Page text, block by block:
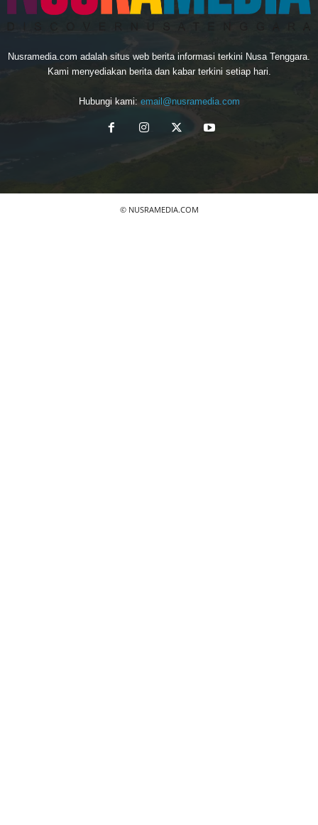
Nusramedia.com adalah situs web berita informasi terkini Nusa Tenggara.
Kami menyediakan berita dan kabar terkini setiap hari.
Hubungi kami: email@nusramedia.com
© NUSRAMEDIA.COM